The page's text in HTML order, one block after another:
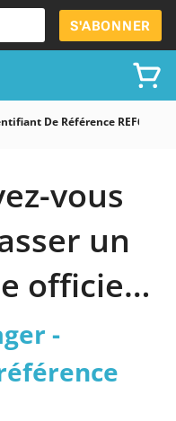
S'ABONNER
De Référence REF67682X
vous
un
officiel
-
-